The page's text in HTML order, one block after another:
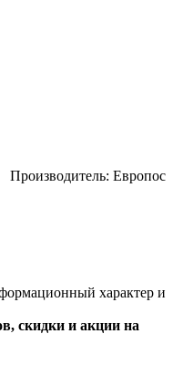
Производитель: Европос
характер и
скидки и акции на